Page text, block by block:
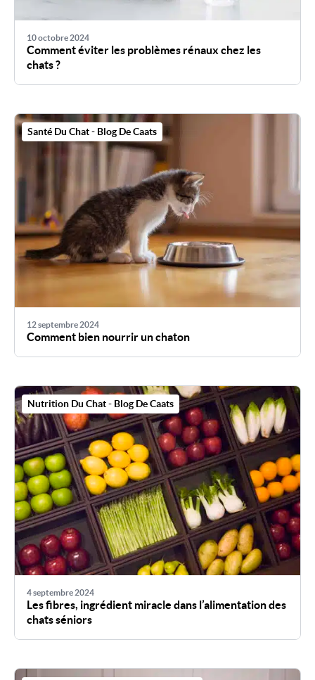
10 octobre 2024
Comment éviter les problèmes rénaux chez les
chats ?
Santé Du Chat - Blog De Caats
12 septembre 2024
Comment bien nourrir un chaton
Nutrition Du Chat - Blog De Caats
4 septembre 2024
Les fibres, ingrédient miracle dans l’alimentation des
chats séniors